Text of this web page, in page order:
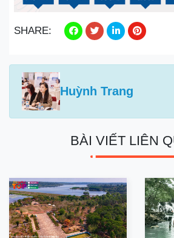
SHARE:
Huỳnh Trang
BÀI VIẾT LIÊN